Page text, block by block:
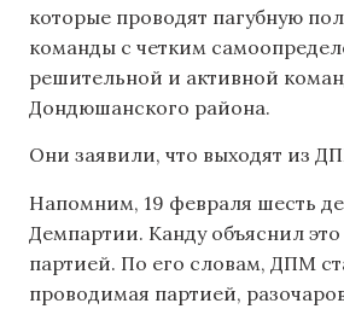
которые проводят пагубную
команды с четким
решительной и активной
Дондюшанского района.
Они заявили, что выходят из
Напомним, 19 февраля шесть
Демпартии. Канду объяснил
партией. По его словам, ДПМ
проводимая партией,